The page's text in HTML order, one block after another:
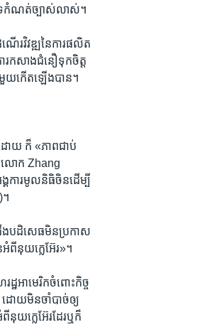
េទ​កំណត់​ច្បាស់លាស់។
ើរ​វិវឌ្ឍ​នៃ​ការ​ផលិត​
ារ​កសាង​ជំនឿ​ទុកចិត្ត​
មួយ​កើត​ឡើង​បាន។
ោយ ក៏ «ភាព​ជាប់​
លោក Zhang
ការ​មូលនិធិ​ចិន​ដើម្បី​
។
ង​បដិសេធ​មិន​ប្រកាស​
ពី​នុយក្លេអ៊ែរ»។
ឋ​អាមេរិក​ចំពោះ​កិច្ច​
ដោយ​មិន​ចាំបាច់​ឲ្យ​
យក្លេអ៊ែរ​ដែរ​ឬ​ក៏​